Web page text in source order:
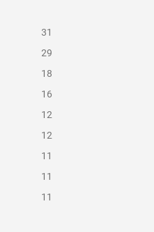
31
29
18
16
12
12
11
11
11